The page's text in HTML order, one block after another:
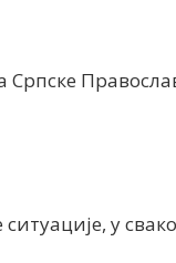
Српске
у